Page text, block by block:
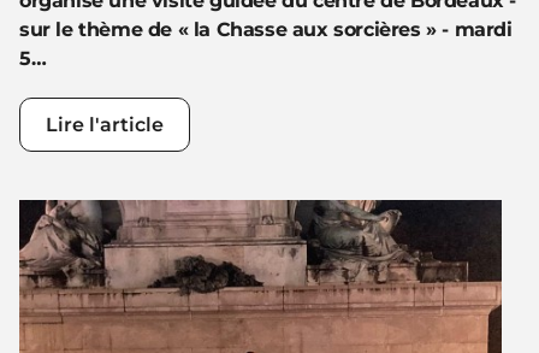
sur le thème de « la Chasse aux sorcières » - mardi
5…
Lire l'article